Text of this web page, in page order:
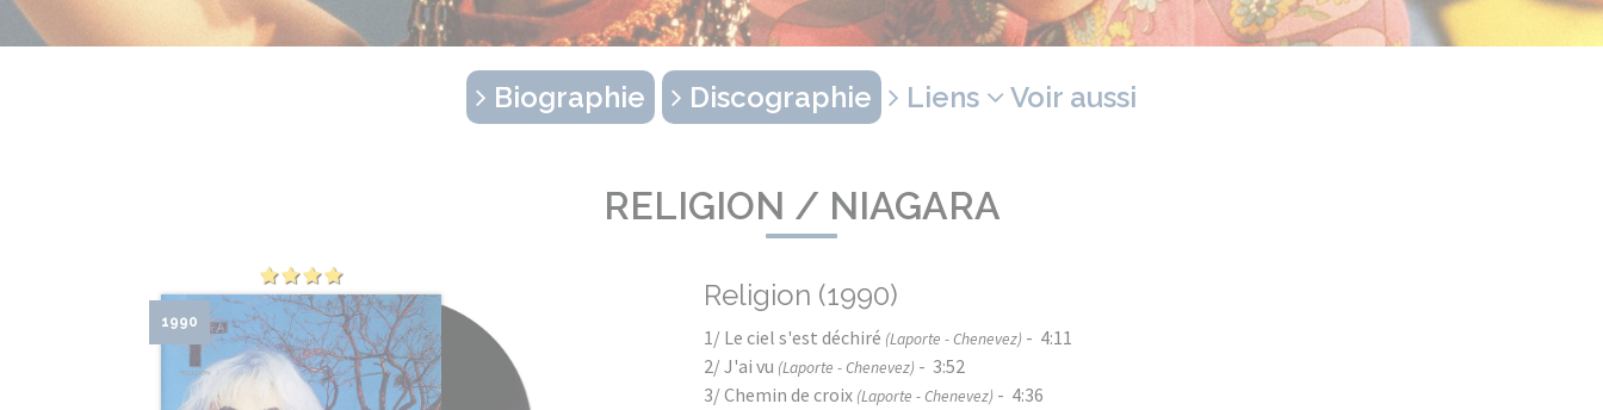
Biographie Discographie Liens Voir aussi
RELIGION / NIAGARA
1990
Religion (1990)
1/ Le ciel s'est déchiré (Laporte - Chenevez) - 4:11
2/ J'ai vu (Laporte - Chenevez) - 3:52
3/ Chemin de croix (Laporte - Chenevez) - 4:36